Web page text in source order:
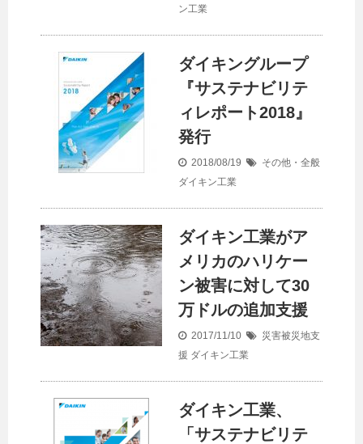
ン工業
ダイキングループ
『サステナビリテ
ィレポート2018』
発行
2018/08/19
その他・全般
ダイキン工業
ダイキン工業がア
メリカのハリケー
ン被害に対して30
万ドルの追加支援
2017/11/10
災害被災地支
援 ダイキン工業
ダイキン工業、
「サステナビリテ